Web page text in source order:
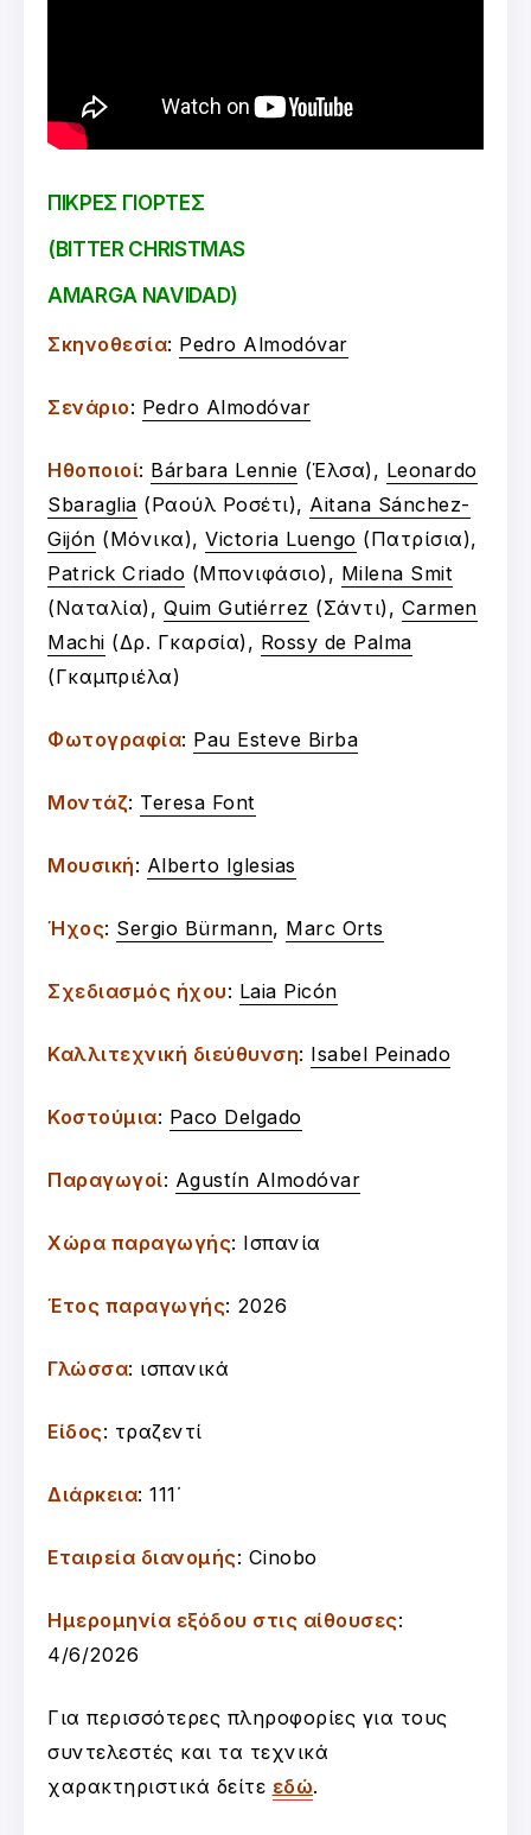
ΠΙΚΡΕΣ ΓΙΟΡΤΕΣ
(BITTER CHRISTMAS
AMARGA NAVIDAD)
Σκηνοθεσία: Pedro Almodóvar
Σενάριο: Pedro Almodóvar
Ηθοποιοί: Bárbara Lennie (Έλσα), Leonardo
Sbaraglia (Ραούλ Ροσέτι), Aitana Sánchez-
Gijón (Μόνικα), Victoria Luengo (Πατρίσια),
Patrick Criado (Μπονιφάσιο), Milena Smit
(Ναταλία), Quim Gutiérrez (Σάντι), Carmen
Machi (Δρ. Γκαρσία), Rossy de Palma
(Γκαμπριέλα)
Φωτογραφία: Pau Esteve Birba
Μοντάζ: Teresa Font
Μουσική: Alberto Iglesias
Ήχος: Sergio Bürmann, Marc Orts
Σχεδιασμός ήχου: Laia Picón
Καλλιτεχνική διεύθυνση: Isabel Peinado
Κοστούμια: Paco Delgado
Παραγωγοί: Agustín Almodóvar
Χώρα παραγωγής: Ισπανία
Έτος παραγωγής: 2026
Γλώσσα: ισπανικά
Είδος: τραζεντί
Διάρκεια: 111΄
Εταιρεία διανομής: Cinobo
Ημερομηνία εξόδου στις αίθουσες:
4/6/2026
Για περισσότερες πληροφορίες για τους
συντελεστές και τα τεχνικά
χαρακτηριστικά δείτε εδώ.